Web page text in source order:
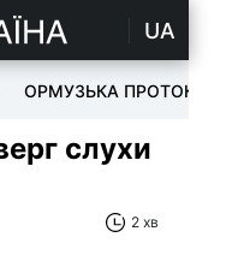
UA
ОРМУЗЬКА ПРОТОКА
слухи
2 хв